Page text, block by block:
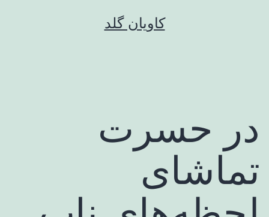
کاویان گلد
در حسرت
تماشای